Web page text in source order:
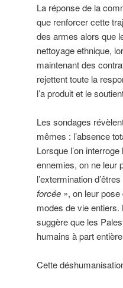
La réponse de la
que renforcer cette
des armes alors que
nettoyage ethnique,
maintenant des
rejettent toute la
l’a produit et le
Les sondages
mêmes : l’absence
Lorsque l’on
ennemies, on ne leur
l’extermination
forcée», on leur pose
modes de vie
suggère que les
humains à part
Cette